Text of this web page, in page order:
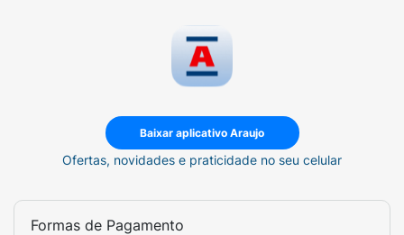
Baixar aplicativo Araujo
Ofertas, novidades e praticidade no seu celular
Formas de Pagamento